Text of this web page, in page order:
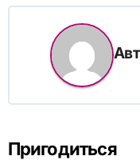
Пригодиться